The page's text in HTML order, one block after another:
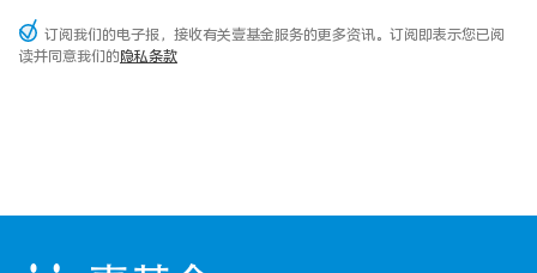
订阅我们的电子报，接收有关壹基金服务的更多资讯。订阅即表示您已阅
读并同意我们的隐私条款